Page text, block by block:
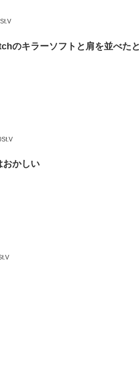
んぴのビスチェ」可愛い！そしてメド
ゲームの敵ｗｗｗｗｗ
】
まとめ【リアル調】 Part 3
のキラーソフトと肩を並べた
おかしい